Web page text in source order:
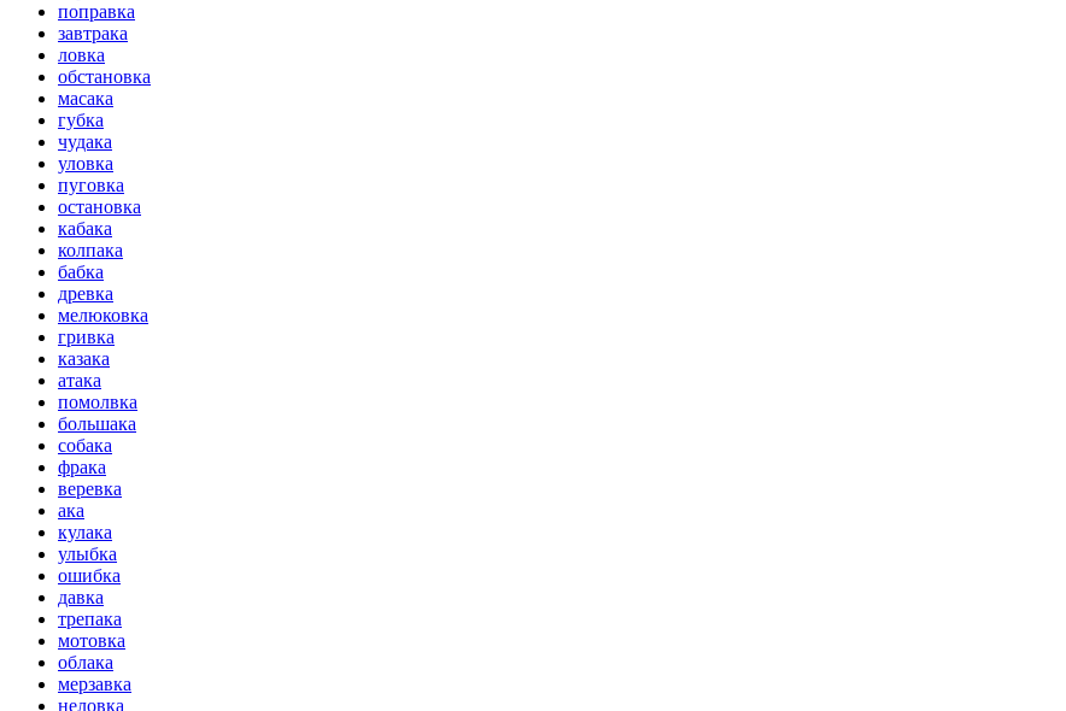
поправка
завтрака
ловка
обстановка
масака
губка
чудака
уловка
пуговка
остановка
кабака
колпака
бабка
древка
мелюковка
гривка
казака
атака
помолвка
большака
собака
фрака
веревка
ака
кулака
улыбка
ошибка
давка
трепака
мотовка
облака
мерзавка
неловка